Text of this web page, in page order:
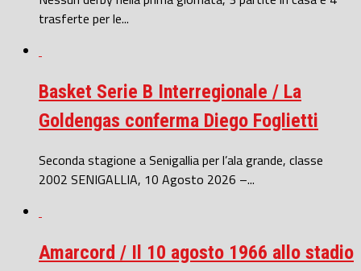
trasferte per le...
Basket Serie B Interregionale / La
Goldengas conferma Diego Foglietti
Seconda stagione a Senigallia per l’ala grande, classe
2002 SENIGALLIA, 10 Agosto 2026 –...
Amarcord / Il 10 agosto 1966 allo stadio